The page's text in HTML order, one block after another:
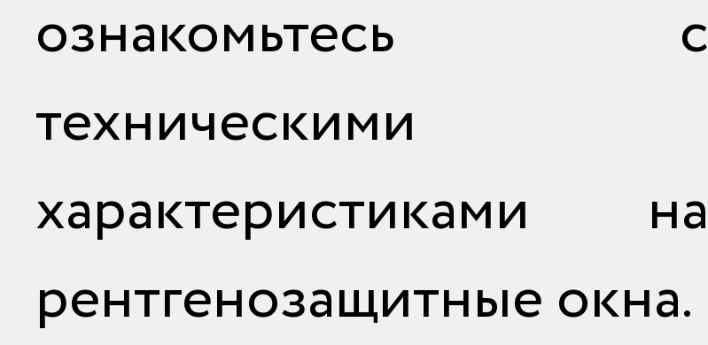
ознакомьтесь с
техническими
характеристиками на
рентгенозащитные окна.